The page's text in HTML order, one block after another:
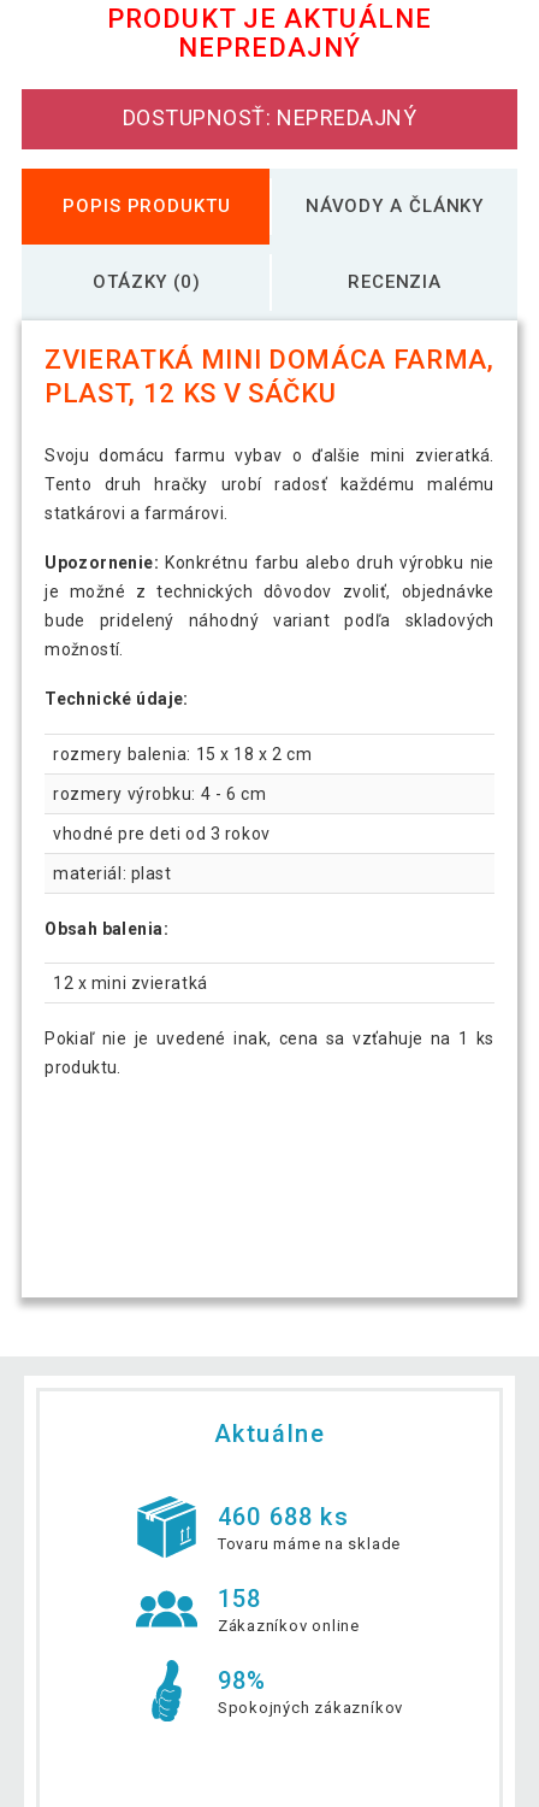
PRODUKT JE AKTUÁLNE
NEPREDAJNÝ
DOSTUPNOSŤ: NEPREDAJNÝ
POPIS PRODUKTU NÁVODY A ČLÁNKY
OTÁZKY (0) RECENZIA
ZVIERATKÁ MINI DOMÁCA FARMA,
PLAST, 12 KS V SÁČKU
Svoju domácu farmu vybav o ďalšie mini zvieratká.
Tento druh hračky urobí radosť každému malému
statkárovi a farmárovi.
Upozornenie: Konkrétnu farbu alebo druh výrobku nie
je možné z technických dôvodov zvoliť, objednávke
bude pridelený náhodný variant podľa skladových
možností.
Technické údaje:
rozmery balenia: 15 x 18 x 2 cm
rozmery výrobku: 4 - 6 cm
vhodné pre deti od 3 rokov
materiál: plast
Obsah balenia:
12 x mini zvieratká
Pokiaľ nie je uvedené inak, cena sa vzťahuje na 1 ks
produktu.
Aktuálne
460 688 ks
Tovaru máme na sklade
158
Zákazníkov online
98%
Spokojných zákazníkov